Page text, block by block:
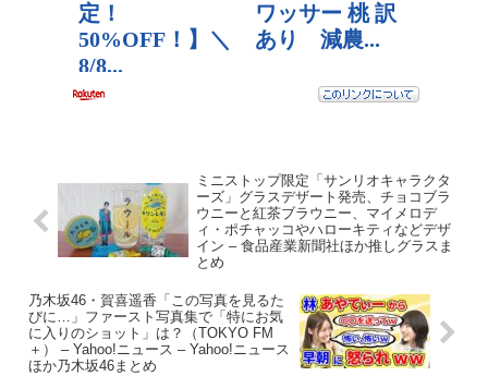
ミニストップ限定「サンリオキャラクタ
ーズ」グラスデザート発売、チョコブラ
ウニーと紅茶ブラウニー、マイメロデ
ィ・ポチャッコやハローキティなどデザ
イン – 食品産業新聞社ほか推しグラスま
とめ
乃木坂46・賀喜遥香「この写真を見るた
びに…」ファースト写真集で「特にお気
に入りのショット」は？（TOKYO FM
＋） – Yahoo!ニュース – Yahoo!ニュース
ほか乃木坂46まとめ